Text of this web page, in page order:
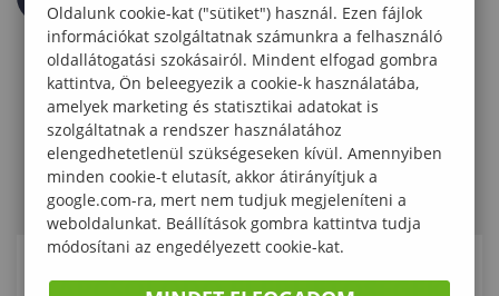
Oldalunk cookie-kat ("sütiket") használ. Ezen fájlok
információkat szolgáltatnak számunkra a felhasználó
oldallátogatási szokásairól. Mindent elfogad gombra
kattintva, Ön beleegyezik a cookie-k használatába,
amelyek marketing és statisztikai adatokat is
szolgáltatnak a rendszer használatához
elengedhetetlenül szükségeseken kívül. Amennyiben
minden cookie-t elutasít, akkor átirányítjuk a
google.com-ra, mert nem tudjuk megjeleníteni a
weboldalunkat. Beállítások gombra kattintva tudja
módosítani az engedélyezett cookie-kat.